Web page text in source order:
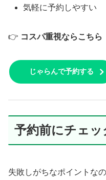
気軽に予約しやすい
👉 コスパ重視ならこちら
じゃらんで予約する
予約前にチェ
失敗しがちなポイントな